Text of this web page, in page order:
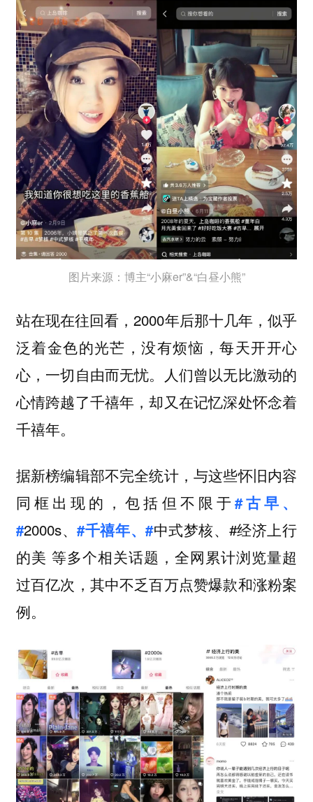
图片来源：博主“小麻er”&“白昼小熊”
站在现在往回看，2000年后那十几年，似乎
泛着金色的光芒，没有烦恼，每天开开心
心，一切自由而无忧。人们曾以无比激动的
心情跨越了千禧年，却又在记忆深处怀念着
千禧年。
据新榜编辑部不完全统计，与这些怀旧内容
同框出现的，包括但不限于#古早、
#2000s、#千禧年、#中式梦核、#经济上行
的美 等多个相关话题，全网累计浏览量超
过百亿次，其中不乏百万点赞爆款和涨粉案
例。